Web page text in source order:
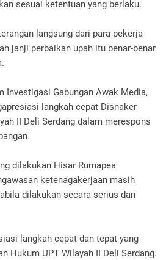
sesuai ketentuan yang berlaku.
langsung dari para pekerja
janji perbaikan upah itu benar-benar
Investigasi Gabungan Awak Media,
langkah cepat Disnaker
II Deli Serdang dalam merespons
dilakukan Hisar Rumapea
ketenagakerjaan masih
dilakukan secara serius dan
langkah cepat dan tepat yang
Hukum UPT Wilayah II Deli Serdang.